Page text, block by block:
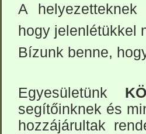
A helyezetteknek
hogy jelenlétükkel
Bízunk benne,
Egyesületünk
segítőinknek és
hozzájárultak